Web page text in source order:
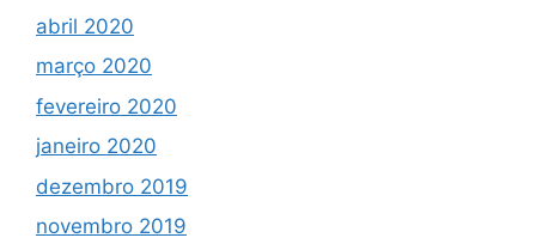
abril 2020
março 2020
fevereiro 2020
janeiro 2020
dezembro 2019
novembro 2019